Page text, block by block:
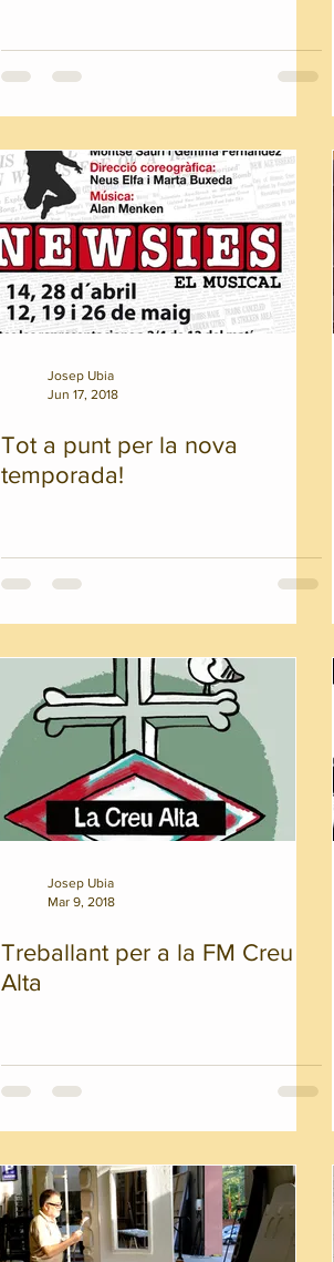
Josep Ubia
Jun 17, 2018
Tot a punt per la nova
temporada!
Josep Ubia
Mar 9, 2018
Treballant per a la FM Creu
Alta